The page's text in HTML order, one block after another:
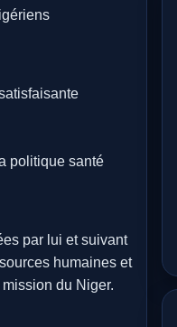
politique santé
par lui et suivant
humaines et
du Niger.